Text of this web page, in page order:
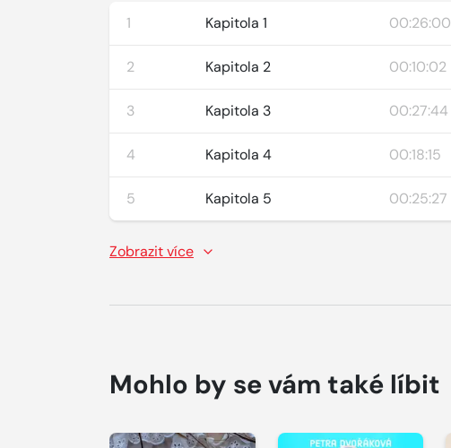
1 Kapitola 1 00:26:00
2 Kapitola 2 00:10:02
3 Kapitola 3 00:27:44
4 Kapitola 4 00:18:15
5 Kapitola 5 00:25:27
Zobrazit více
Mohlo by se vám také líbit